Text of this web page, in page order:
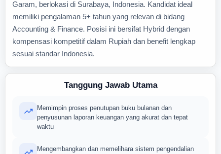
Garam, berlokasi di Surabaya, Indonesia. Kandidat ideal
memiliki pengalaman 5+ tahun yang relevan di bidang
Accounting & Finance. Posisi ini bersifat Hybrid dengan
kompensasi kompetitif dalam Rupiah dan benefit lengkap
sesuai standar Indonesia.
Tanggung Jawab Utama
Memimpin proses penutupan buku bulanan dan
penyusunan laporan keuangan yang akurat dan tepat
waktu
Mengembangkan dan memelihara sistem pengendalian